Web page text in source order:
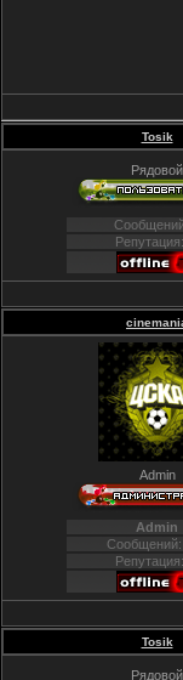
Tosik
Рядовой
Репутация:
Admin
Admin
Сообщений:
Репутация:
Tosik
Рядовой